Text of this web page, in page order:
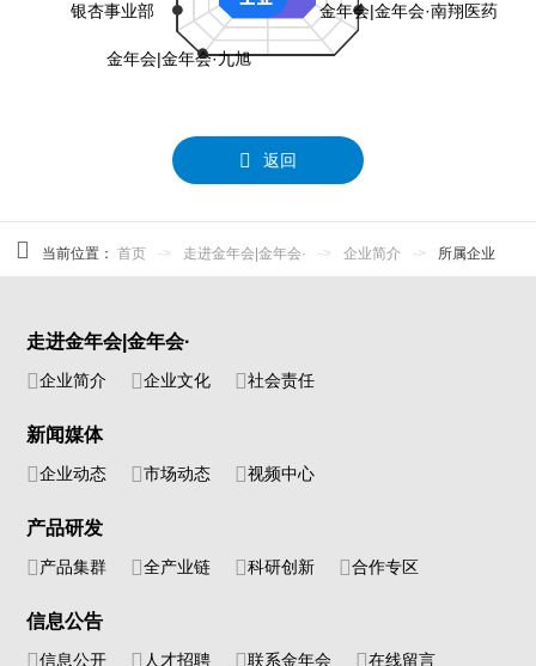
银杏事业部
金年会|金年会·九旭
金年会|金年会·南翔医药
返回
当前位置：首页 -> 走进金年会|金年会· -> 企业简介 -> 所属企业
走进金年会|金年会·
企业简介 企业文化 社会责任
新闻媒体
企业动态 市场动态 视频中心
产品研发
产品集群 全产业链 科研创新 合作专区
信息公告
信息公开 人才招聘 联系金年会 在线留言